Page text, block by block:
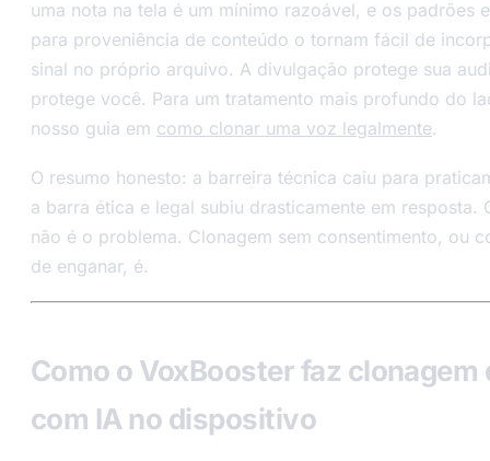
uma nota na tela é um mínimo razoável, e os padrões
para proveniência de conteúdo o tornam fácil de
sinal no próprio arquivo. A divulgação protege sua
protege você. Para um tratamento mais profundo do
nosso guia em como clonar uma voz legalmente.
O resumo honesto: a barreira técnica caiu para
a barra ética e legal subiu drasticamente em resposta.
não é o problema. Clonagem sem consentimento, ou
de enganar, é.
Como o VoxBooster faz clonagem
com IA no dispositivo